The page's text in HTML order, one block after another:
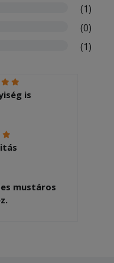
(1)
(0)
(1)
is
mustáros